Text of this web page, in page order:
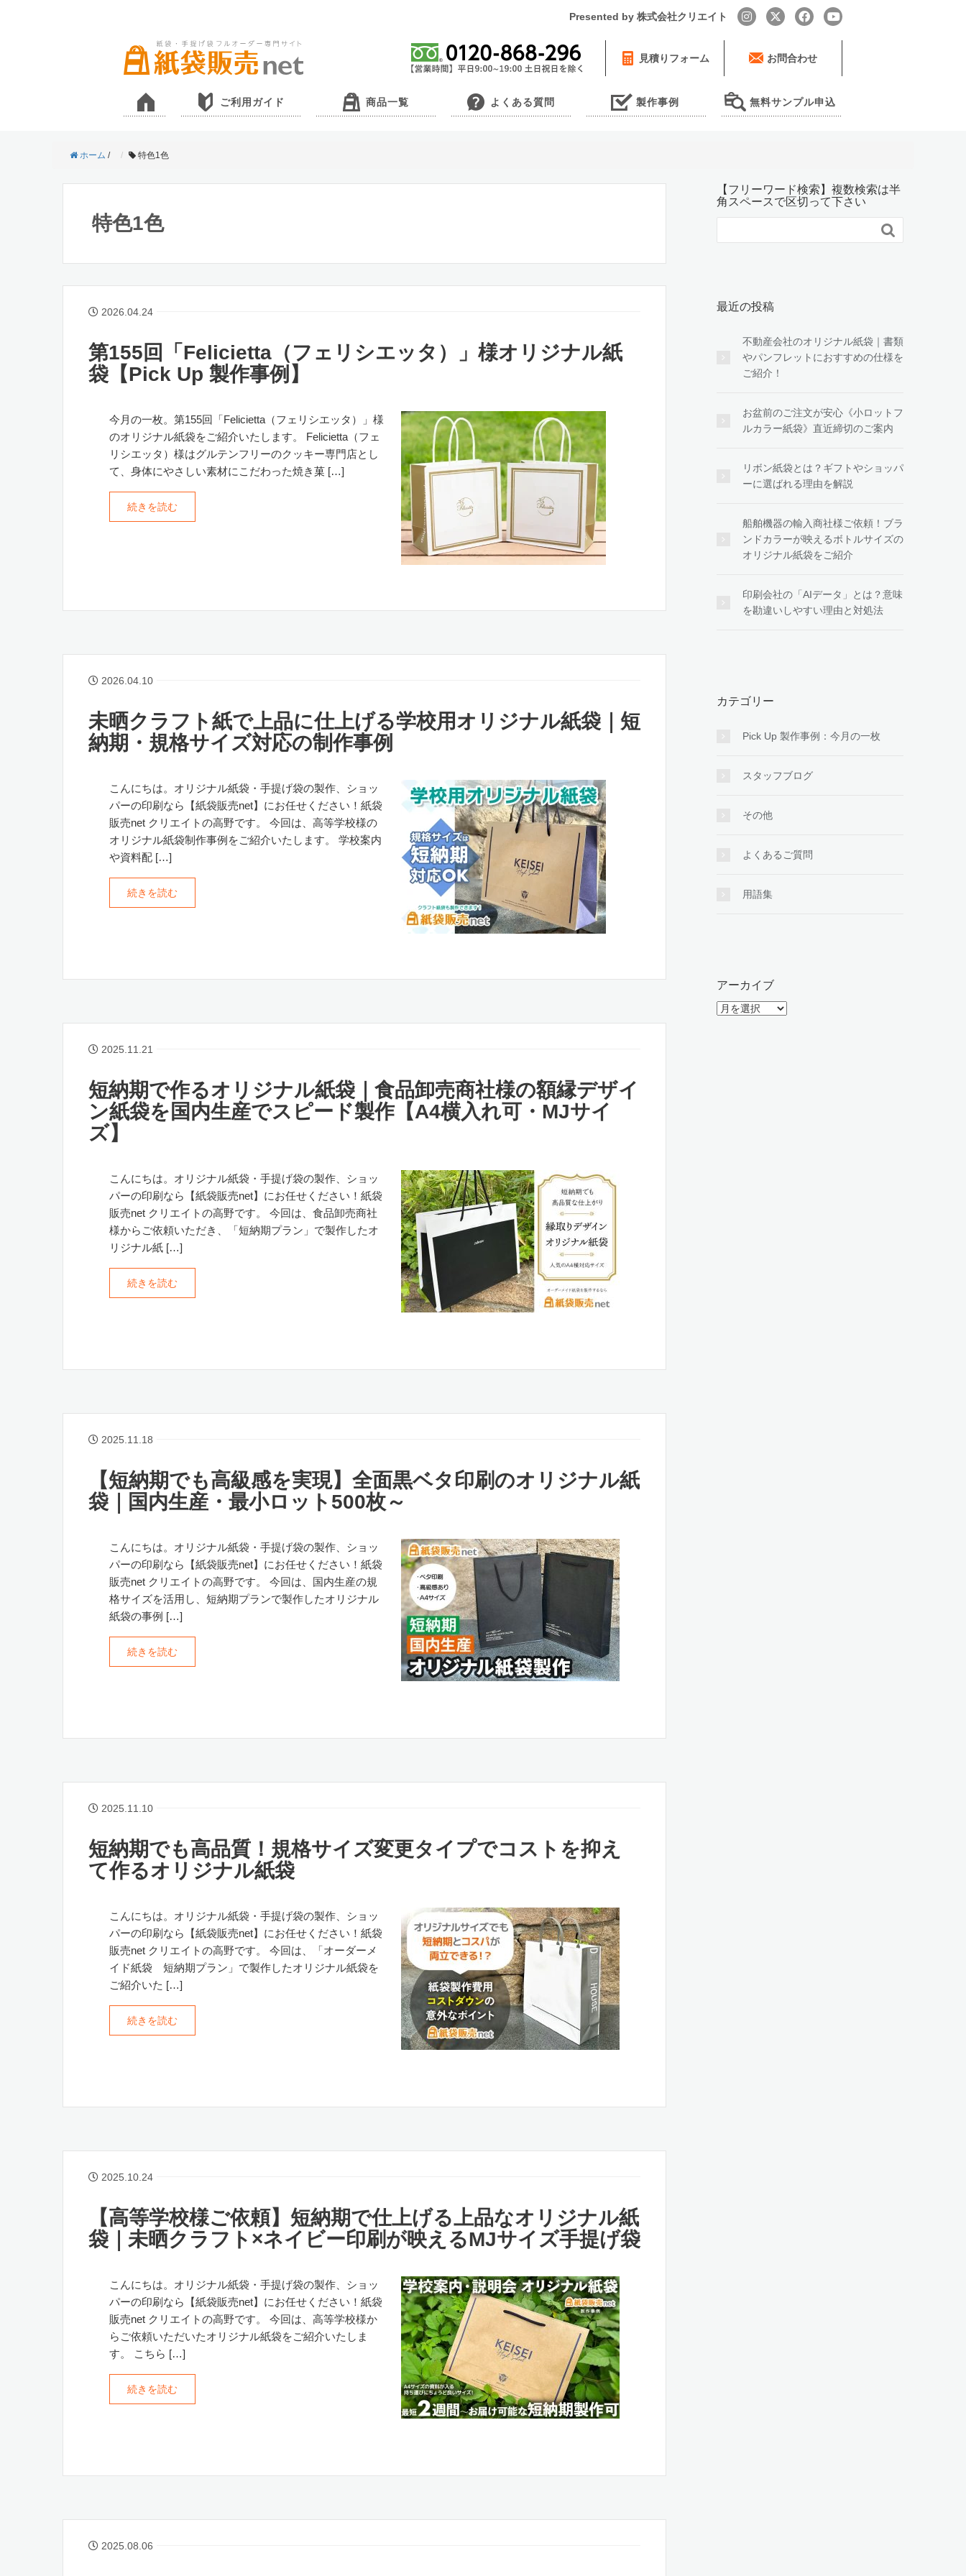
Presented by 株式会社クリエイト
見積りフォーム お問合わせ
ご利用ガイド 商品一覧 よくある質問 製作事例 無料サンプル申込
ホーム / 特色1色
特色1色
2026.04.24
第155回「Felicietta（フェリシエッタ）」様オリジナル紙
袋【Pick Up 製作事例】
今月の一枚。第155回「Felicietta（フェリシエッタ）」様
のオリジナル紙袋をご紹介いたします。 Felicietta（フェ
リシエッタ）様はグルテンフリーのクッキー専門店とし
て、身体にやさしい素材にこだわった焼き菓 […]
続きを読む
2026.04.10
未晒クラフト紙で上品に仕上げる学校用オリジナル紙袋｜短
納期・規格サイズ対応の制作事例
こんにちは。オリジナル紙袋・手提げ袋の製作、ショッ
パーの印刷なら【紙袋販売net】にお任せください！紙袋
販売net クリエイトの高野です。 今回は、高等学校様の
オリジナル紙袋制作事例をご紹介いたします。 学校案内
や資料配 […]
続きを読む
2025.11.21
短納期で作るオリジナル紙袋｜食品卸売商社様の額縁デザイ
ン紙袋を国内生産でスピード製作【A4横入れ可・MJサイ
ズ】
こんにちは。オリジナル紙袋・手提げ袋の製作、ショッ
パーの印刷なら【紙袋販売net】にお任せください！紙袋
販売net クリエイトの高野です。 今回は、食品卸売商社
様からご依頼いただき、「短納期プラン」で製作したオ
リジナル紙 […]
続きを読む
2025.11.18
【短納期でも高級感を実現】全面黒ベタ印刷のオリジナル紙
袋｜国内生産・最小ロット500枚～
こんにちは。オリジナル紙袋・手提げ袋の製作、ショッ
パーの印刷なら【紙袋販売net】にお任せください！紙袋
販売net クリエイトの高野です。 今回は、国内生産の規
格サイズを活用し、短納期プランで製作したオリジナル
紙袋の事例 […]
続きを読む
2025.11.10
短納期でも高品質！規格サイズ変更タイプでコストを抑え
て作るオリジナル紙袋
こんにちは。オリジナル紙袋・手提げ袋の製作、ショッ
パーの印刷なら【紙袋販売net】にお任せください！紙袋
販売net クリエイトの高野です。 今回は、「オーダーメ
イド紙袋 短納期プラン」で製作したオリジナル紙袋を
ご紹介いた […]
続きを読む
2025.10.24
【高等学校様ご依頼】短納期で仕上げる上品なオリジナル紙
袋｜未晒クラフト×ネイビー印刷が映えるMJサイズ手提げ袋
こんにちは。オリジナル紙袋・手提げ袋の製作、ショッ
パーの印刷なら【紙袋販売net】にお任せください！紙袋
販売net クリエイトの高野です。 今回は、高等学校様か
らご依頼いただいたオリジナル紙袋をご紹介いたしま
す。 こちら […]
続きを読む
2025.08.06
【フリーワード検索】複数検索は半
角スペースで区切って下さい

最近の投稿
不動産会社のオリジナル紙袋｜書類
やパンフレットにおすすめの仕様を
ご紹介！
お盆前のご注文が安心《小ロットフ
ルカラー紙袋》直近締切のご案内
リボン紙袋とは？ギフトやショッパ
ーに選ばれる理由を解説
船舶機器の輸入商社様ご依頼！ブラ
ンドカラーが映えるボトルサイズの
オリジナル紙袋をご紹介
印刷会社の「AIデータ」とは？意味
を勘違いしやすい理由と対処法
カテゴリー
Pick Up 製作事例：今月の一枚
スタッフブログ
その他
よくあるご質問
用語集
アーカイブ
ア